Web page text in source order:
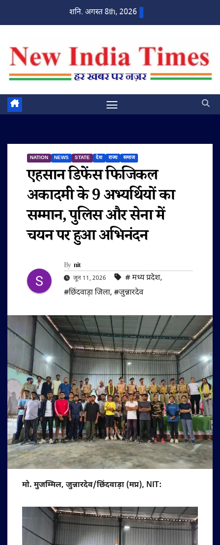
शनि. अगस्त 8th, 2026
NATION NEWS STATE देश राज्य समाज
एहसान डिफेंस फिजिकल
अकादमी के 9 अभ्यर्थियों का
सम्मान, पुलिस और सेना में
चयन पर हुआ अभिनंदन
By nit
जून 11, 2026 #‌ मध्य प्रदेश,
#छिंदवाड़ा जिला, #जुन्नारदेव
मो. मुजम्मिल, जुन्नारदेव/छिंदवाड़ा (मप्र), NIT: